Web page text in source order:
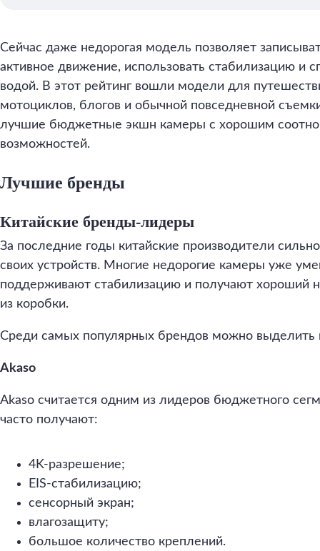
Сейчас даже недорогая модель позволяет
активное движение, использовать стабилизацию и
водой. В этот рейтинг вошли модели для
мотоциклов, блогов и обычной повседневной
лучшие бюджетные экшн камеры с хорошим
возможностей.
Лучшие бренды
Китайские бренды-лидеры
За последние годы китайские производители
своих устройств. Многие недорогие камеры уже
поддерживают стабилизацию и получают хороший
из коробки.
Среди самых популярных брендов можно выделить
Akaso
Akaso считается одним из лидеров бюджетного
часто получают:
4K-разрешение;
EIS-стабилизацию;
сенсорный экран;
влагозащиту;
большое количество креплений.